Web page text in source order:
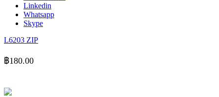
Linkedin
Whatsapp
Skype
L6203 ZIP
฿180.00